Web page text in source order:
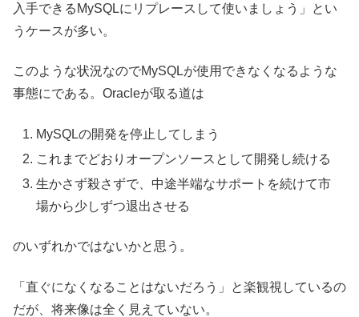
入手できるMySQLにリプレースして使いましょう」とい
うケースが多い。
このような状況なのでMySQLが使用できなくなるような
事態にである。Oracleが取る道は
MySQLの開発を停止してしまう
これまでどおりオープンソースとして開発し続ける
生かさず殺さずで、中途半端なサポートを続けて市
場から少しずつ退出させる
のいずれかではないかと思う。
「直ぐになくなることはないだろう」と楽観視しているの
だが、将来像は全く見えていない。